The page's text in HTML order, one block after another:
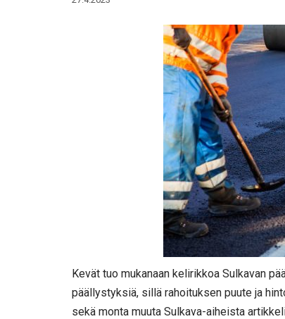
Kevät tuo mukanaan kelirikkoa Sulkavan
päällystyksiä, sillä rahoituksen puute ja
sekä monta muuta Sulkava-aiheista